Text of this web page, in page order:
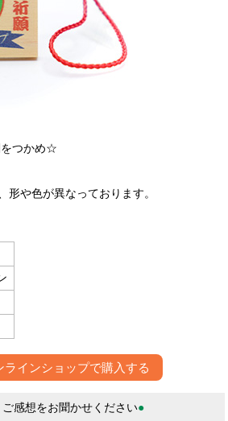
をつかめ☆
や色が異なっております。
ラインショップで購入する
ご感想をお聞かせください●